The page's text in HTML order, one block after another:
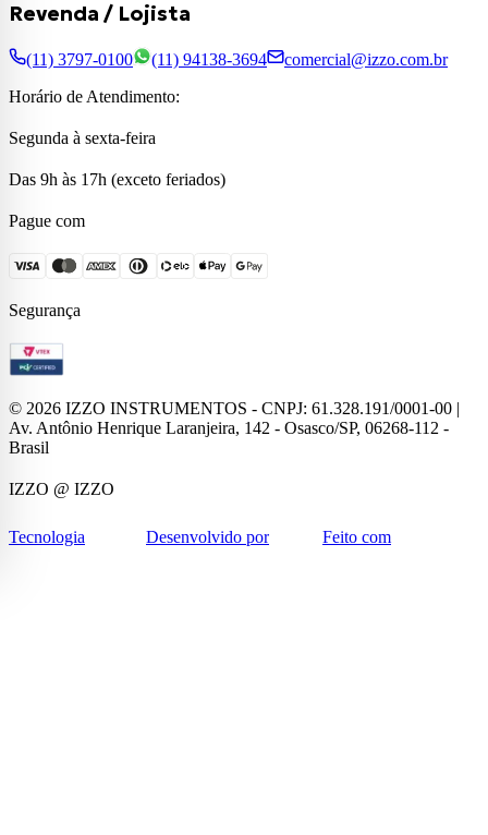
Revenda / Lojista
(11) 3797-0100 (11) 94138-3694
comercial@izzo.com.br
Horário de Atendimento:
Segunda à sexta-feira
Das 9h às 17h (exceto feriados)
Pague com
Segurança
© 2026 IZZO INSTRUMENTOS - CNPJ: 61.328.191/0001-00 |
Av. Antônio Henrique Laranjeira, 142 - Osasco/SP, 06268-112 -
Brasil
IZZO @ IZZO
Tecnologia Desenvolvido por Feito com